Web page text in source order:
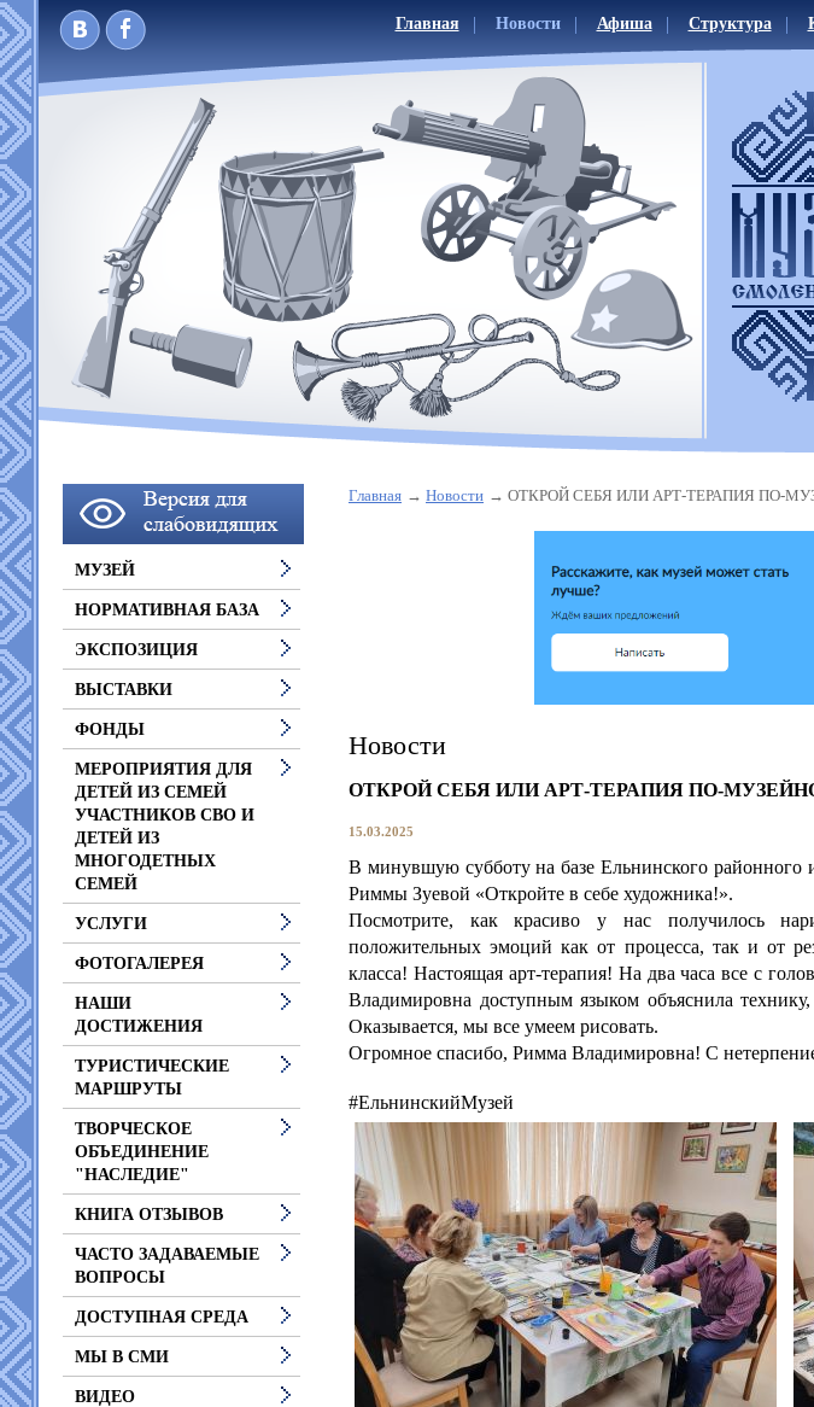
Главная Новости Афиша Структура
Главная Новости ОТКРОЙ СЕБЯ ИЛИ АРТ-ТЕРАПИЯ ПО-
Новости
ОТКРОЙ СЕБЯ ИЛИ АРТ-ТЕРАПИЯ ПО-
15.03.2025
В минувшую субботу на базе Ельнинского районного
Риммы Зуевой «Откройте в себе художника!».
Посмотрите, как красиво у нас получилось
положительных эмоций как от процесса, так и от
класса! Настоящая арт-терапия! На два часа все с
Владимировна доступным языком объяснила
Оказывается, мы все умеем рисовать.
Огромное спасибо, Римма Владимировна! С
#ЕльнинскийМузей
МУЗЕЙ
НОРМАТИВНАЯ БАЗА
ЭКСПОЗИЦИЯ
ВЫСТАВКИ
ФОНДЫ
МЕРОПРИЯТИЯ ДЛЯ
ДЕТЕЙ ИЗ СЕМЕЙ
УЧАСТНИКОВ СВО И
ДЕТЕЙ ИЗ
МНОГОДЕТНЫХ
СЕМЕЙ
УСЛУГИ
ФОТОГАЛЕРЕЯ
НАШИ
ДОСТИЖЕНИЯ
ТУРИСТИЧЕСКИЕ
МАРШРУТЫ
ТВОРЧЕСКОЕ
ОБЪЕДИНЕНИЕ
"НАСЛЕДИЕ"
КНИГА ОТЗЫВОВ
ЧАСТО ЗАДАВАЕМЫЕ
ВОПРОСЫ
ДОСТУПНАЯ СРЕДА
МЫ В СМИ
ВИДЕО